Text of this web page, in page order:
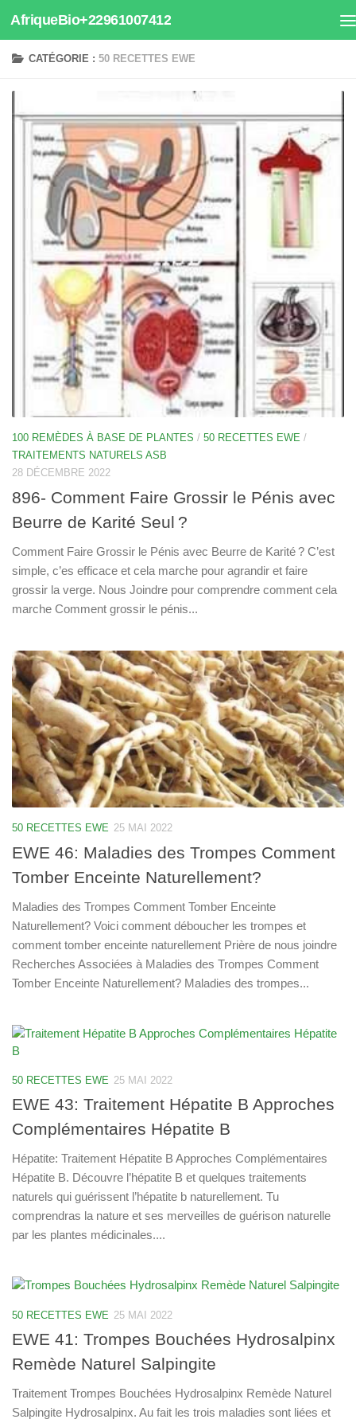
Au dessous du contenu
AfriqueBio+22961007412
CATÉGORIE :50 RECETTES EWE
100 REMÈDES À BASE DE PLANTES / 50 RECETTES EWE /
TRAITEMENTS NATURELS ASB
28 DÉCEMBRE 2022
896- Comment Faire Grossir le Pénis avec
Beurre de Karité Seul ?
Comment Faire Grossir le Pénis avec Beurre de Karité ? C’est
simple, c’es efficace et cela marche pour agrandir et faire
grossir la verge. Nous Joindre pour comprendre comment cela
marche Comment grossir le pénis...
50 RECETTES EWE 25 MAI 2022
EWE 46: Maladies des Trompes Comment
Tomber Enceinte Naturellement?
Maladies des Trompes Comment Tomber Enceinte
Naturellement? Voici comment déboucher les trompes et
comment tomber enceinte naturellement Prière de nous joindre
Recherches Associées à Maladies des Trompes Comment
Tomber Enceinte Naturellement? Maladies des trompes...
50 RECETTES EWE 25 MAI 2022
EWE 43: Traitement Hépatite B Approches
Complémentaires Hépatite B
Hépatite: Traitement Hépatite B Approches Complémentaires
Hépatite B. Découvre l’hépatite B et quelques traitements
naturels qui guérissent l’hépatite b naturellement. Tu
comprendras la nature et ses merveilles de guérison naturelle
par les plantes médicinales....
50 RECETTES EWE 25 MAI 2022
EWE 41: Trompes Bouchées Hydrosalpinx
Remède Naturel Salpingite
Traitement Trompes Bouchées Hydrosalpinx Remède Naturel
Salpingite Hydrosalpinx. Au fait les trois maladies sont liées et